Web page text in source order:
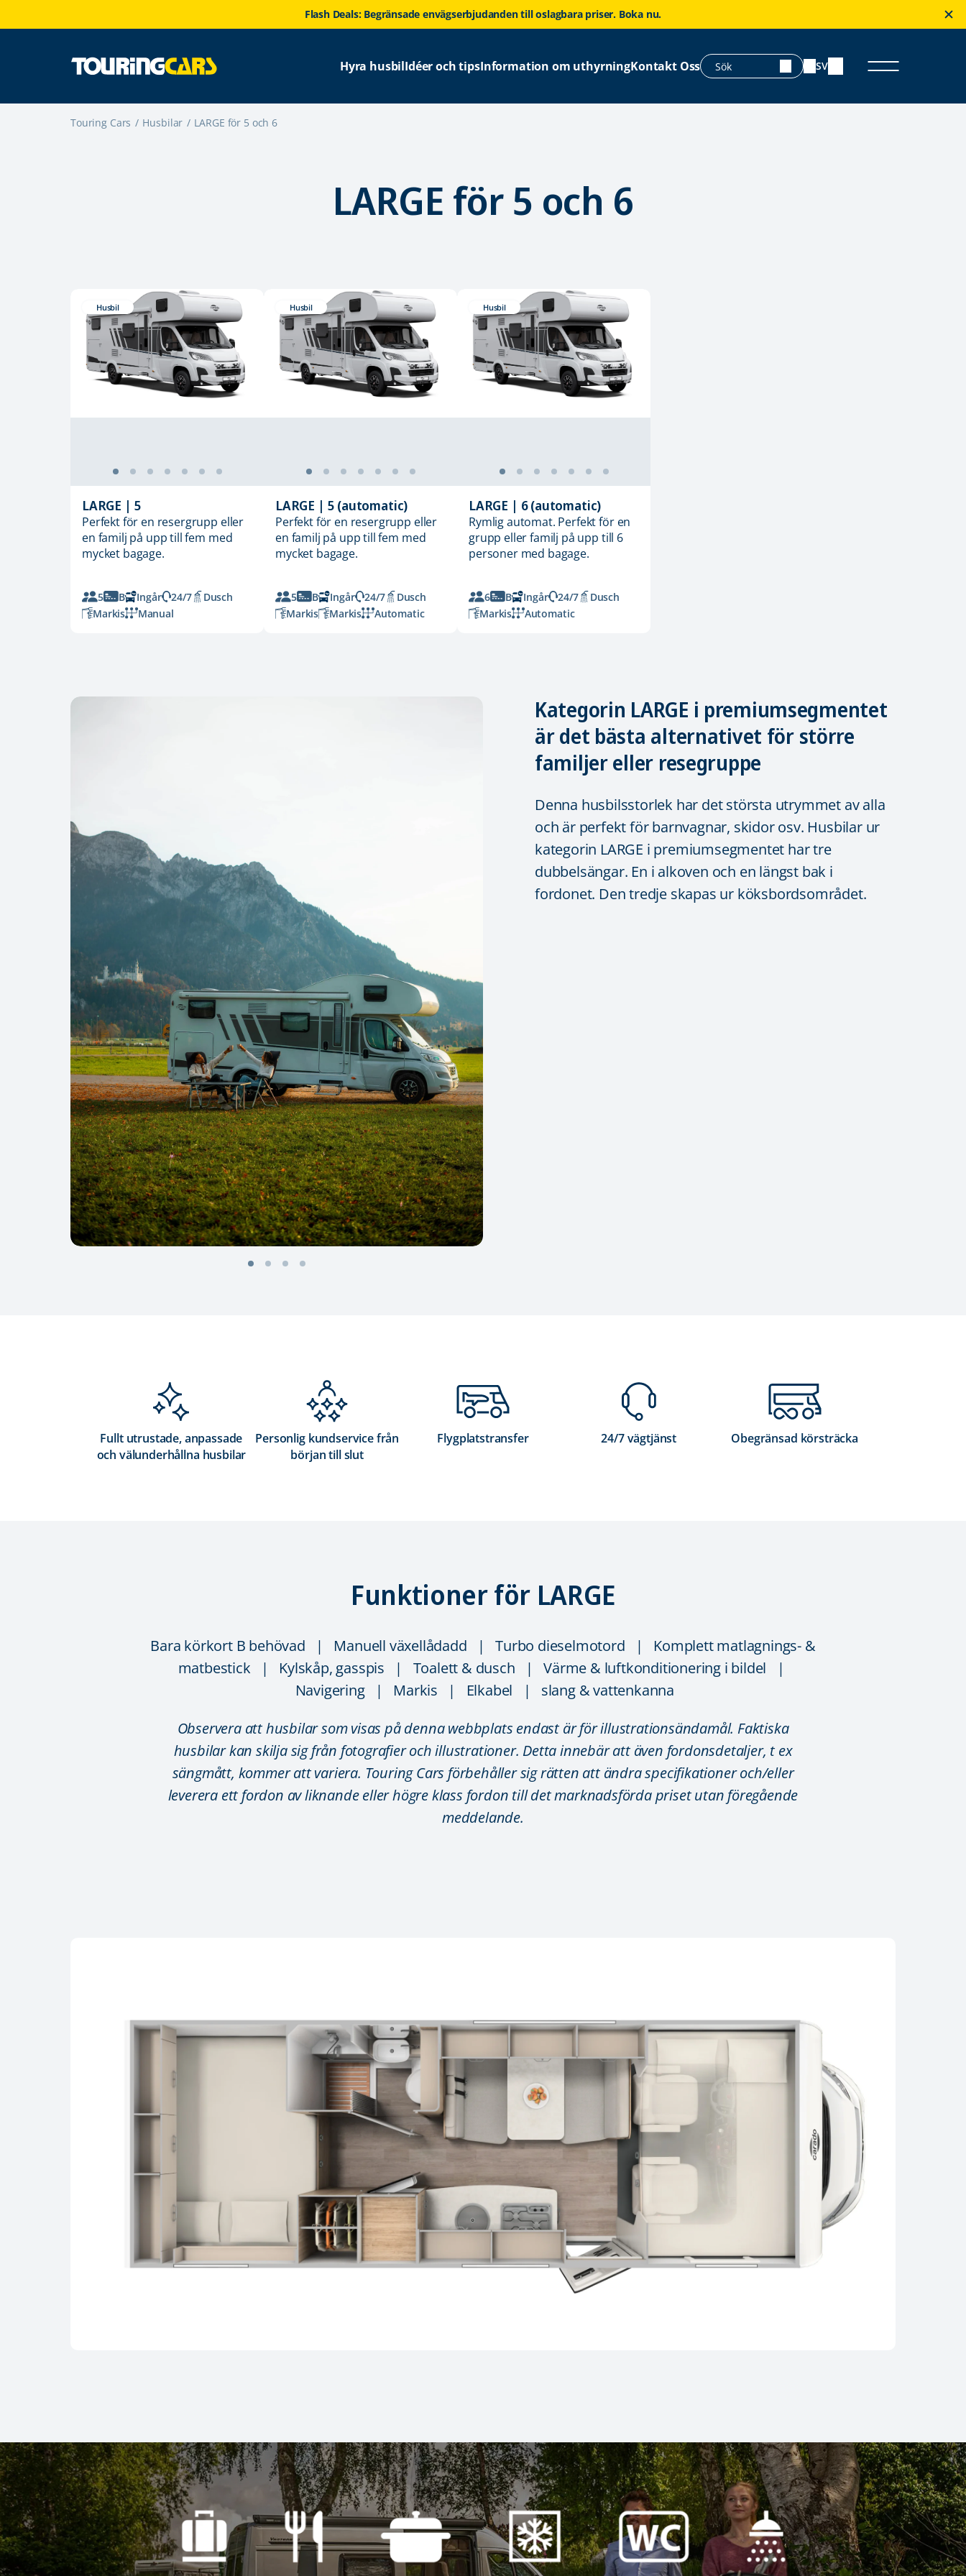
Flash Deals: Begränsade envägserbjudanden till oslagbara priser. Boka nu.
Hyra husbilIdéer och tipsInformation om uthyrningKontakt Oss SV
Touring Cars Husbilar LARGE för 5 och 6
LARGE för 5 och 6
Husbil
LARGE | 5
Perfekt för en resergrupp eller
en familj på upp till fem med
mycket bagage.
5 B Ingår 24/7
Dusch
Markis
Manual
Husbil
LARGE | 5 (automatic)
Perfekt för en resergrupp eller
en familj på upp till fem med
mycket bagage.
5 B Ingår 24/7
Dusch
Markis
Markis Automatic
Husbil
LARGE | 6 (automatic)
Rymlig automat. Perfekt för en
grupp eller familj på upp till 6
personer med bagage.
6 B Ingår 24/7
Dusch
Markis
Automatic
Kategorin LARGE i premiumsegmentet
är det bästa alternativet för större
familjer eller resegruppe
Denna husbilsstorlek har det största utrymmet av alla
och är perfekt för barnvagnar, skidor osv. Husbilar ur
kategorin LARGE i premiumsegmentet har tre
dubbelsängar. En i alkoven och en längst bak i
fordonet. Den tredje skapas ur köksbordsområdet.
Fullt utrustade, anpassade
och välunderhållna husbilar
Personlig kundservice från
början till slut
Flygplatstransfer 24/7 vägtjänst Obegränsad körsträcka
Funktioner för LARGE
Bara körkort B behövad | Manuell växellådadd | Turbo dieselmotord | Komplett matlagnings- &
matbestick | Kylskåp, gasspis | Toalett & dusch | Värme & luftkonditionering i bildel |
Navigering | Markis | Elkabel | slang & vattenkanna
Observera att husbilar som visas på denna webbplats endast är för illustrationsändamål. Faktiska
husbilar kan skilja sig från fotografier och illustrationer. Detta innebär att även fordonsdetaljer, t ex
sängmått, kommer att variera. Touring Cars förbehåller sig rätten att ändra specifikationer och/eller
leverera ett fordon av liknande eller högre klass fordon till det marknadsförda priset utan föregående
meddelande.